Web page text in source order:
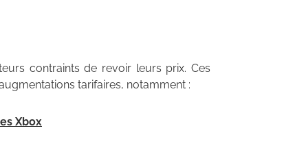
contraints de revoir leurs prix. Ces
tarifaires, notamment :
Xbox